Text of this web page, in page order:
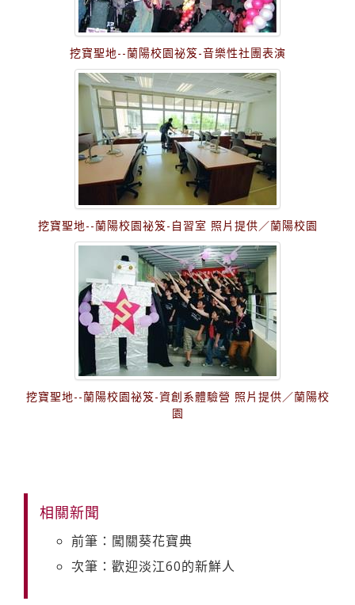
挖寶聖地--蘭陽校園祕笈-音樂性社團表演
挖寶聖地--蘭陽校園祕笈-自習室 照片提供／蘭陽校園
挖寶聖地--蘭陽校園祕笈-資創系體驗營 照片提供／蘭陽校
園
相關新聞
前筆：闖關葵花寶典
次筆：歡迎淡江60的新鮮人